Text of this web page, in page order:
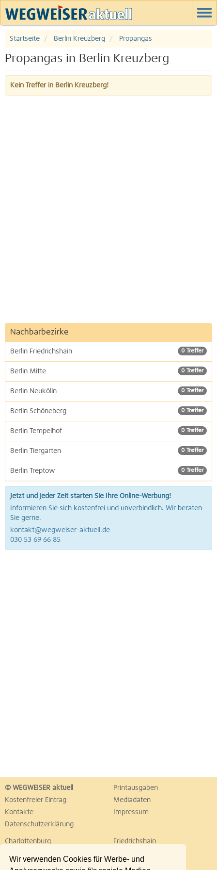
Wir verwenden Cookies für Werbe- und
Startseite Berlin Kreuzberg Propangas
Propangas in Berlin Kreuzberg
Kein Treffer in Berlin Kreuzberg!
Nachbarbezirke
0 Treffer
Berlin Friedrichshain
0 Treffer
Berlin Mitte
0 Treffer
Berlin Neukölln
0 Treffer
Berlin Schöneberg
0 Treffer
Berlin Tempelhof
0 Treffer
Berlin Tiergarten
0 Treffer
Berlin Treptow
Jetzt und jeder Zeit starten Sie Ihre Online-Werbung!
Informieren Sie sich kostenfrei und unverbindlich. Wir beraten
Sie gerne.
kontakt@wegweiser-aktuell.de
030 53 69 66 85
© WEGWEISER aktuell
Printausgaben
Kostenfreier Eintrag
Mediadaten
Kontakte
Impressum
Datenschutzerklärung
Charlottenburg
Friedrichshain